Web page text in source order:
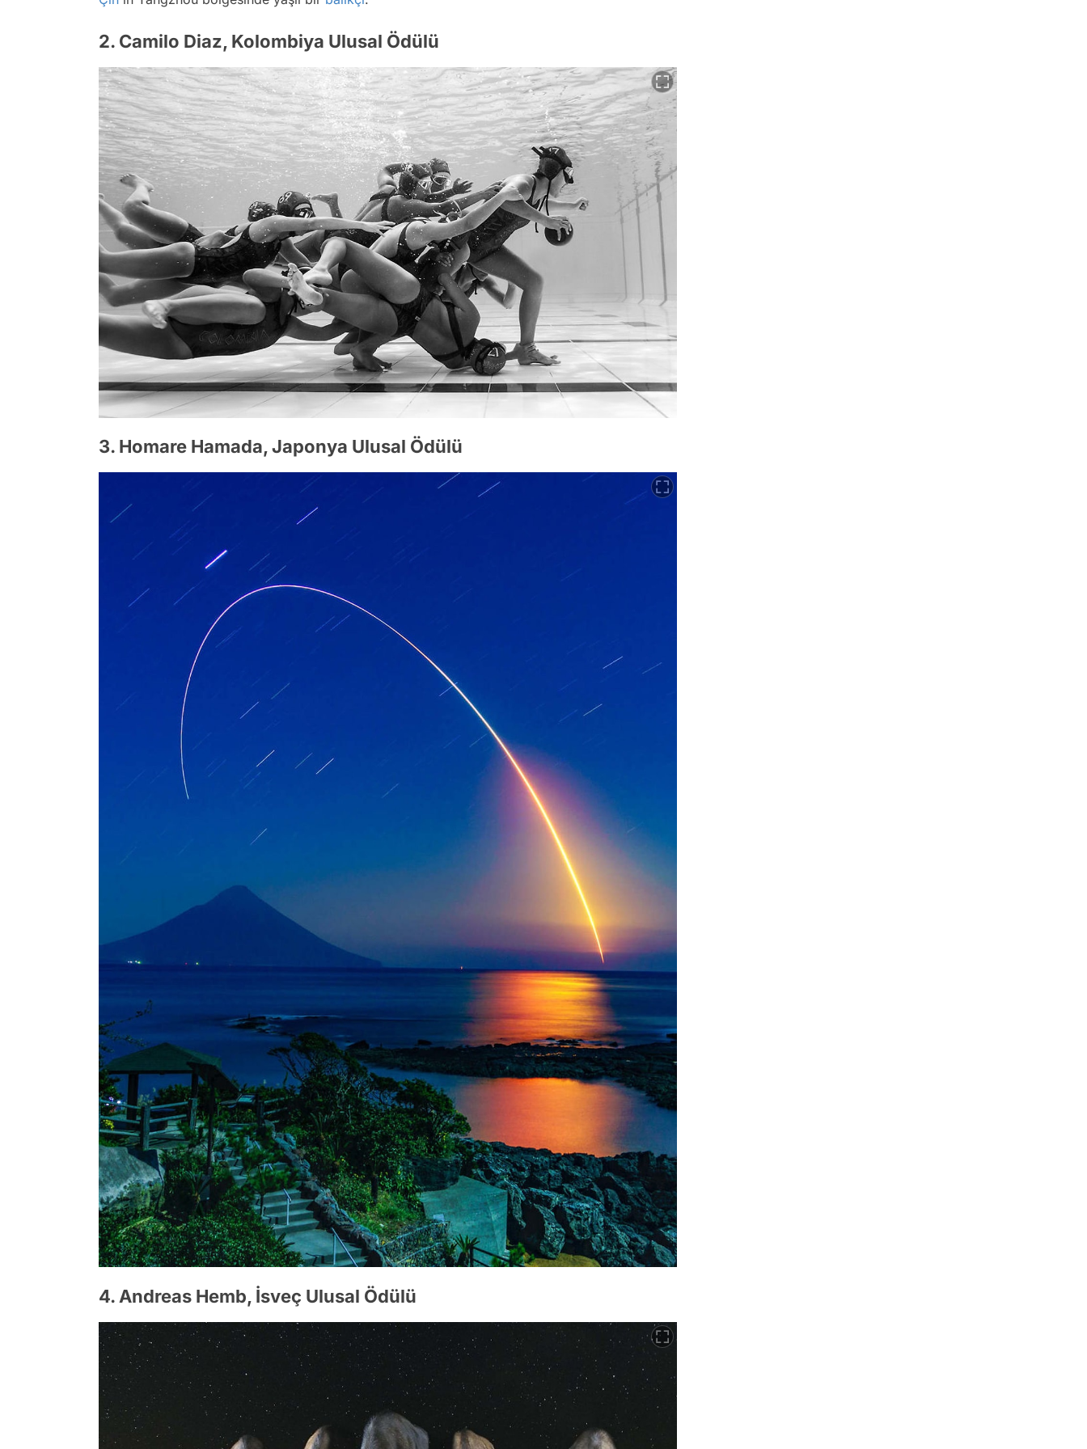
2. Camilo Diaz, Kolombiya Ulusal Ödülü
3. Homare Hamada, Japonya Ulusal Ödülü
4. Andreas Hemb, İsveç Ulusal Ödülü